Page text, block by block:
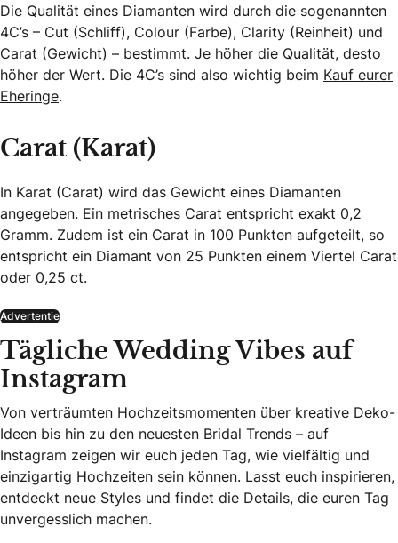
Die Qualität eines Diamanten wird durch die sogenannten
4C’s – Cut (Schliff), Colour (Farbe), Clarity (Reinheit) und
Carat (Gewicht) – bestimmt. Je höher die Qualität, desto
höher der Wert. Die 4C’s sind also wichtig beim Kauf eurer
Eheringe.
Carat (Karat)
In Karat (Carat) wird das Gewicht eines Diamanten
angegeben. Ein metrisches Carat entspricht exakt 0,2
Gramm. Zudem ist ein Carat in 100 Punkten aufgeteilt, so
entspricht ein Diamant von 25 Punkten einem Viertel Carat
oder 0,25 ct.
Advertentie
Tägliche Wedding Vibes auf
Instagram
Von verträumten Hochzeitsmomenten über kreative Deko-
Ideen bis hin zu den neuesten Bridal Trends – auf
Instagram zeigen wir euch jeden Tag, wie vielfältig und
einzigartig Hochzeiten sein können. Lasst euch inspirieren,
entdeckt neue Styles und findet die Details, die euren Tag
unvergesslich machen.